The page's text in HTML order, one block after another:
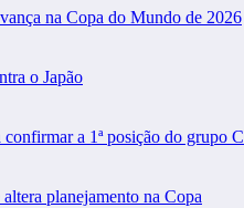
na Copa do Mundo de 2026
o Japão
a 1ª posição do grupo C
planejamento na Copa